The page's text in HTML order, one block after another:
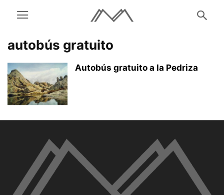
autobús gratuito
Autobús gratuito a la Pedriza